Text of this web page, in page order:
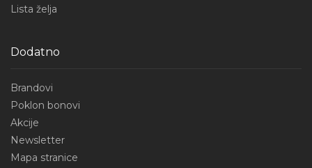
Lista želja
Dodatno
Brandovi
Poklon bonovi
Akcije
Newsletter
Mapa stranice